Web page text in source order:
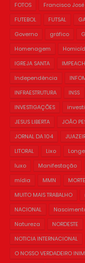
FOTOS
Francisco
FUTEBOL
FUTSAL
Governo
gráfico
Homenagem
IGREJA SANTA
Independência
INFRAESTRUTURA
INSS
INVESTIGAÇÕES
JESUS LIBERTA
JOÃO
JORNAL DA 104
LITORAL
Lixo
luxo
Manifestação
mídia
MMN MORTE
MUITO MAIS TRABALHO
NACIONAL
Natureza
NORDESTE
NOTICIA INTERNACIONAL
O NOSSO VERDADEIRO